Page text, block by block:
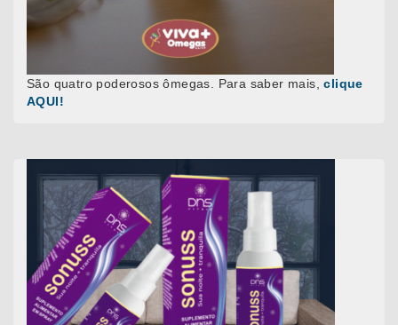
São quatro poderosos ômegas. Para saber mais,clique
AQUI!